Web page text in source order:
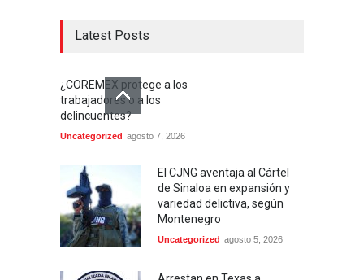
Latest Posts
¿COREMEX protege a los
trabajadores o a los
delincuentes?
Uncategorized agosto 7, 2026
El CJNG aventaja al Cártel
de Sinaloa en expansión y
variedad delictiva, según
Montenegro
Uncategorized agosto 5, 2026